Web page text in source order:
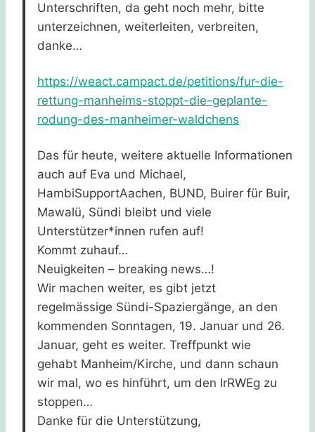
Unterschriften, da geht noch mehr, bitte
unterzeichnen, weiterleiten, verbreiten,
danke…
https://weact.campact.de/petitions/fur-die-
rettung-manheims-stoppt-die-geplante-
rodung-des-manheimer-waldchens
Das für heute, weitere aktuelle Informationen
auch auf Eva und Michael,
HambiSupportAachen, BUND, Buirer für Buir,
Mawalü, Sündi bleibt und viele
Unterstützer*innen rufen auf!
Kommt zuhauf…
Neuigkeiten – breaking news…!
Wir machen weiter, es gibt jetzt
regelmässige Sündi-Spaziergänge, an den
kommenden Sonntagen, 19. Januar und 26.
Januar, geht es weiter. Treffpunkt wie
gehabt Manheim/Kirche, und dann schaun
wir mal, wo es hinführt, um den IrRWEg zu
stoppen…
Danke für die Unterstützung,